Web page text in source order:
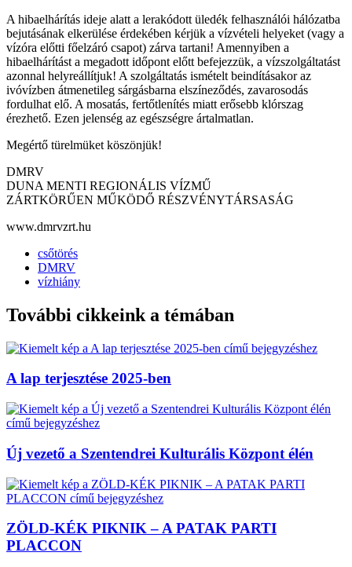
A hibaelhárítás ideje alatt a lerakódott üledék felhasználói hálózatba
bejutásának elkerülése érdekében kérjük a vízvételi helyeket (vagy a
vízóra előtti főelzáró csapot) zárva tartani! Amennyiben a
hibaelhárítást a megadott időpont előtt befejezzük, a vízszolgáltatást
azonnal helyreállítjuk! A szolgáltatás ismételt beindításakor az
ivóvízben átmenetileg sárgásbarna elszíneződés, zavarosodás
fordulhat elő. A mosatás, fertőtlenítés miatt erősebb klórszag
érezhető. Ezen jelenség az egészségre ártalmatlan.
Megértő türelmüket köszönjük!
DMRV
DUNA MENTI REGIONÁLIS VÍZMŰ
ZÁRTKÖRŰEN MŰKÖDŐ RÉSZVÉNYTÁRSASÁG
www.dmrvzrt.hu
csőtörés
DMRV
vízhiány
További cikkeink a témában
A lap terjesztése 2025-ben
Új vezető a Szentendrei Kulturális Központ élén
ZÖLD-KÉK PIKNIK – A PATAK PARTI
PLACCON